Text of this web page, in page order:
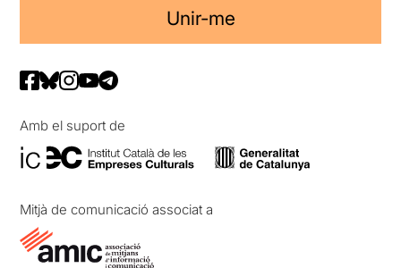
Unir-me
Amb el suport de
Mitjà de comunicació associat a